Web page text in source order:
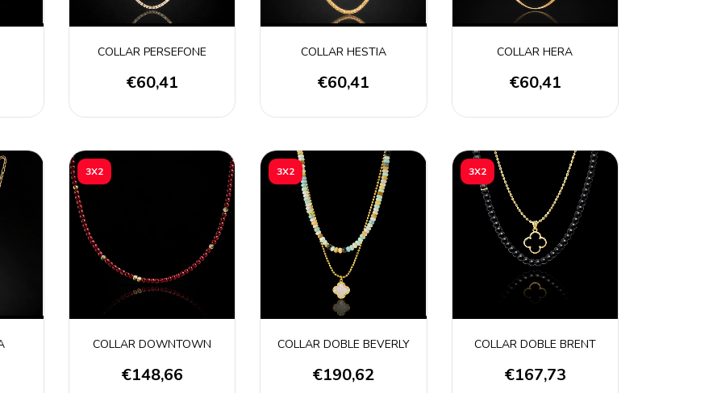
COLLAR PERSEFONE
€60,41
COLLAR HESTIA
€60,41
COLLAR HERA
€60,41
3X2
COLLAR DOWNTOWN
€148,66
3X2
COLLAR DOBLE BEVERLY
€190,62
3X2
COLLAR DOBLE BRENT
€167,73